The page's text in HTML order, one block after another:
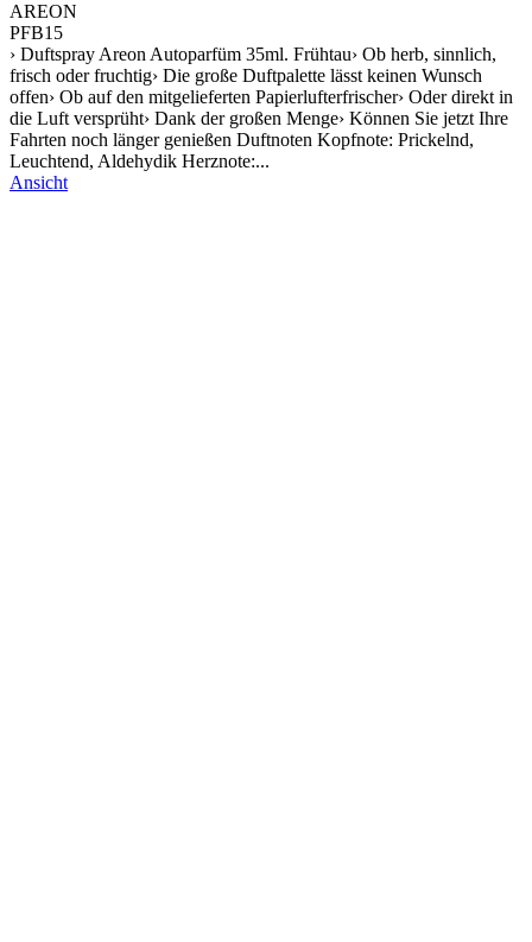
AREON
PFB15
› Duftspray Areon Autoparfüm 35ml. Frühtau› Ob herb, sinnlich,
frisch oder fruchtig› Die große Duftpalette lässt keinen Wunsch
offen› Ob auf den mitgelieferten Papierlufterfrischer› Oder direkt in
die Luft versprüht› Dank der großen Menge› Können Sie jetzt Ihre
Fahrten noch länger genießen Duftnoten Kopfnote: Prickelnd,
Leuchtend, Aldehydik Herznote:...
Ansicht